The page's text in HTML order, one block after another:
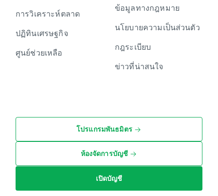
การวิเคราะห์ตลาด
ปฏิทินเศรษฐกิจ
ศูนย์ช่วยเหลือ
ข้อมูลทางกฎหมาย
นโยบายความเป็นส่วนตัว
กฎระเบียบ
ข่าวที่น่าสนใจ
โปรแกรมพันธมิตร
ห้องจัดการบัญชี
เปิดบัญชี